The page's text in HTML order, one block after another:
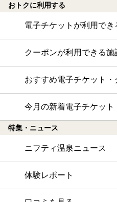
おトクに利用する
電子チケットが利用でき
クーポンが利用できる施
おすすめ電子チケット・
今月の新着電子チケット
特集・ニュース
ニフティ温泉ニュース
体験レポート